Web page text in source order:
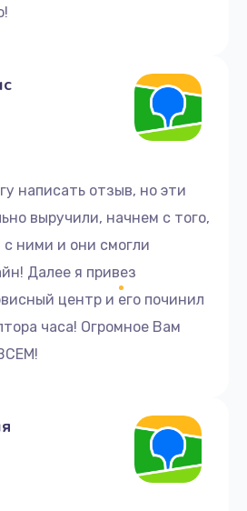
написать отзыв, но эти
выручили, начнем с того,
с ними и они смогли
Далее я привез
центр и его починил
часа! Огромное Вам